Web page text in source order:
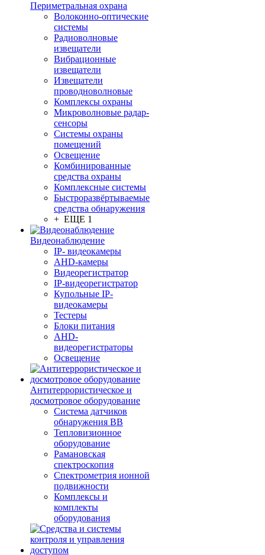
Периметральная охрана
Волоконно-оптические
системы
Радиоволновые
извещатели
Вибрационные
извещатели
Извещатели
проводноволновые
Комплексы охраны
Микроволновые радар-
сенсоры
Системы охраны
помещений
Освещение
Комбинированные
средства охраны
Комплексные системы
Быстроразвёртываемые
средства обнаружения
+ ЕЩЕ 1
Видеонаблюдение
IP- видеокамеры
AHD-камеры
Видеорегистратор
IP-видеорегистратор
Купольные IP-
видеокамеры
Тестеры
Блоки питания
AHD-
видеорегистраторы
Освещение
Антитеррористическое и
досмотровое оборудование
Cистема датчиков
обнаружения ВВ
Тепловизионное
оборудование
Рамановская
спектроскопия
Спектрометрия ионной
подвижности
Комплексы и
комплекты
оборудования